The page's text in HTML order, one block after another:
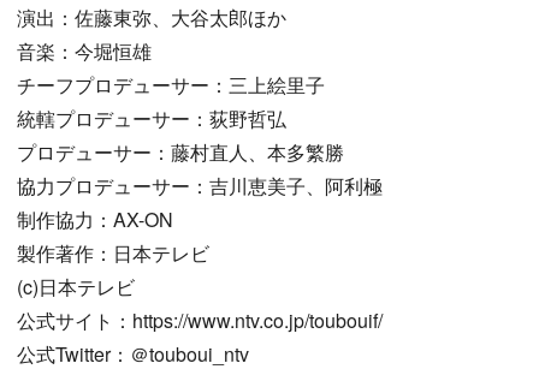
演出：佐藤東弥、大谷太郎ほか
音楽：今堀恒雄
チーフプロデューサー：三上絵里子
統轄プロデューサー：荻野哲弘
プロデューサー：藤村直人、本多繁勝
協力プロデューサー：吉川恵美子、阿利極
制作協力：AX-ON
製作著作：日本テレビ
(c)日本テレビ
公式サイト：https://www.ntv.co.jp/toubouif/
公式Twitter：＠touboui_ntv